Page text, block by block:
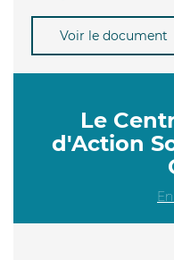
Voir le document
Le
d'Action